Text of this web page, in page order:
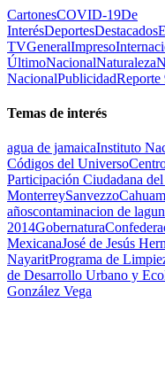
CartonesCOVID-19De
InterésDeportesDestacados
TVGeneralImpreso
ÚltimoNacionalNaturaleza
NacionalPublicidadReporte
Temas de interés
agua de jamaicaInstituto
Códigos del Universo
Participación Ciudadana
MonterreySanvezzo
añoscontaminacion de
2014Gobernatura
MexicanaJosé de Jesús
NayaritPrograma de
de Desarrollo Urbano y
González Vega